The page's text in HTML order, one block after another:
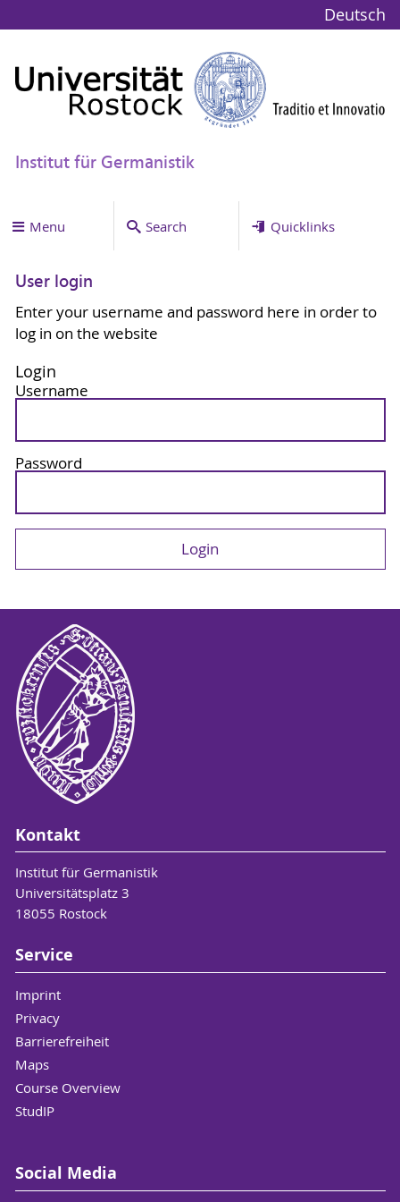
Deutsch
Institut für Germanistik
Menu Search Quicklinks
User login
Enter your username and password here in order to
log in on the website
Login
Username
Password
Kontakt
Institut für Germanistik
Universitätsplatz 3
18055 Rostock
Service
Imprint
Privacy
Barrierefreiheit
Maps
Course Overview
StudIP
Social Media